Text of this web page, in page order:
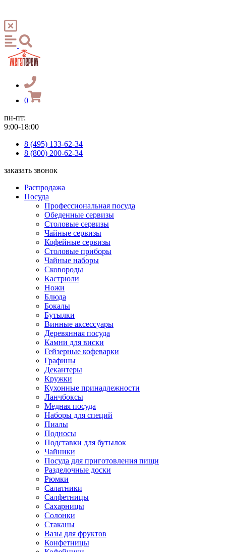
0
пн-пт:
9:00-18:00
8 (495) 133-62-34
8 (800) 200-62-34
заказать звонок
Распродажа
Посуда
Профессиональная посуда
Обеденные сервизы
Столовые сервизы
Чайные сервизы
Кофейные сервизы
Столовые приборы
Чайные наборы
Сковороды
Кастрюли
Ножи
Блюда
Бокалы
Бутылки
Винные аксессуары
Деревянная посуда
Камни для виски
Гейзерные кофеварки
Графины
Декантеры
Кружки
Кухонные принадлежности
Ланчбоксы
Медная посуда
Наборы для специй
Пиалы
Подносы
Подставки для бутылок
Чайники
Посуда для приготовления пищи
Разделочные доски
Рюмки
Салатники
Салфетницы
Сахарницы
Солонки
Стаканы
Вазы для фруктов
Конфетницы